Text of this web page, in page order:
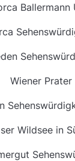
Ballermann
Wiener Prater
Wildsee in